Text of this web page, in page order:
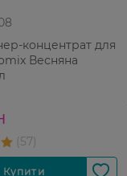
концентрат для
Весняна